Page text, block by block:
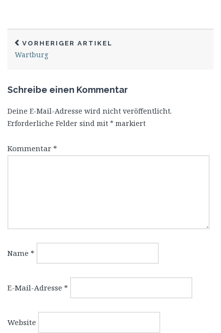
VORHERIGER ARTIKEL
Wartburg
Schreibe einen Kommentar
Deine E-Mail-Adresse wird nicht veröffentlicht.
Erforderliche Felder sind mit * markiert
Kommentar *
Name *
E-Mail-Adresse *
Website